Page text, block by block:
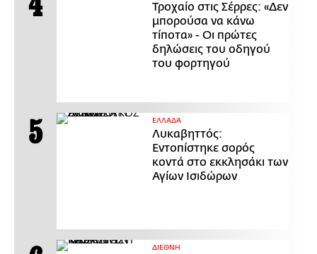
Τροχαίο στις Σέρρες: «Δεν
μπορούσα να κάνω
τίποτα» - Οι πρώτες
δηλώσεις του οδηγού
του φορτηγού
ΕΛΛΑΔΑ
Λυκαβηττός:
Εντοπίστηκε σορός
κοντά στο εκκλησάκι των
Αγίων Ισιδώρων
ΔΙΕΘΝΗ